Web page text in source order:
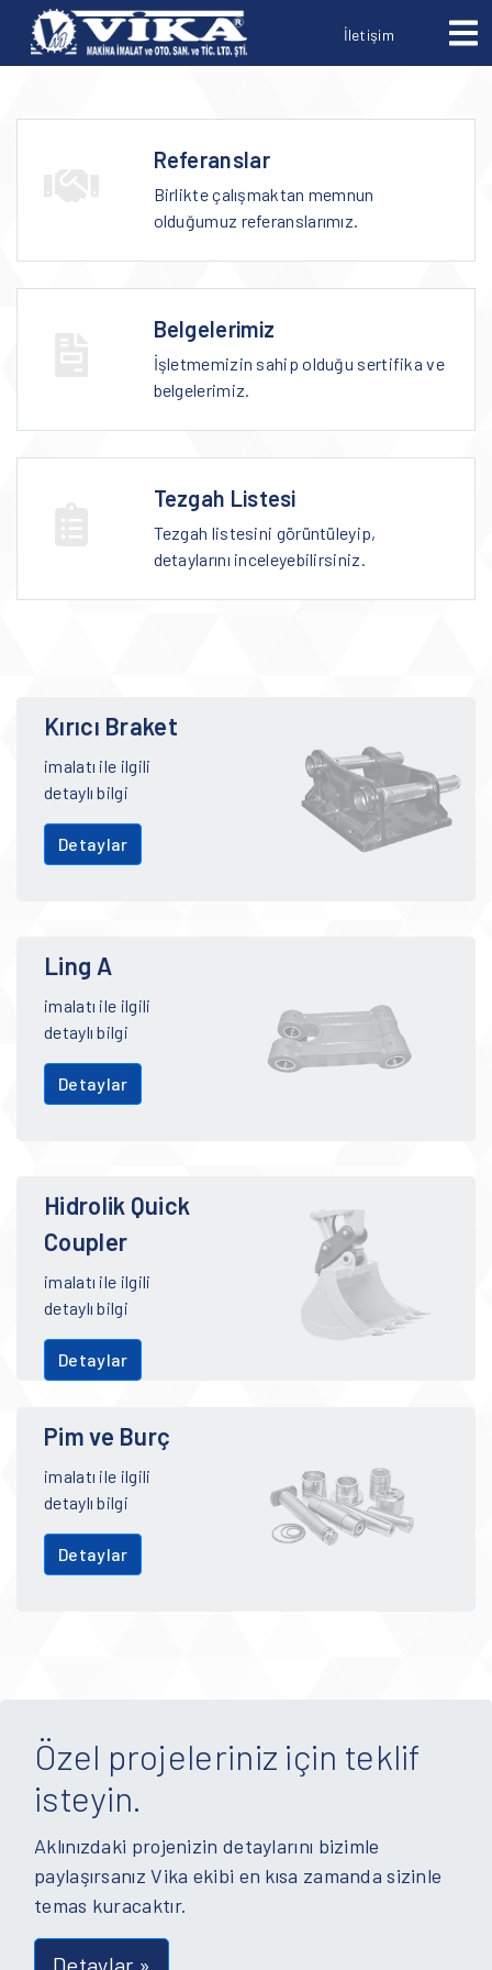
İletişim
Referanslar
Birlikte çalışmaktan memnun
olduğumuz referanslarımız.
Belgelerimiz
İşletmemizin sahip olduğu sertifika ve
belgelerimiz.
Tezgah Listesi
Tezgah listesini görüntüleyip,
detaylarını inceleyebilirsiniz.
Kırıcı Braket
imalatı ile ilgili
detaylı bilgi
Detaylar
Ling A
imalatı ile ilgili
detaylı bilgi
Detaylar
Hidrolik Quick
Coupler
imalatı ile ilgili
detaylı bilgi
Detaylar
Pim ve Burç
imalatı ile ilgili
detaylı bilgi
Detaylar
Özel projeleriniz için teklif
isteyin.
Aklınızdaki projenizin detaylarını bizimle
paylaşırsanız Vika ekibi en kısa zamanda sizinle
temas kuracaktır.
Detaylar »